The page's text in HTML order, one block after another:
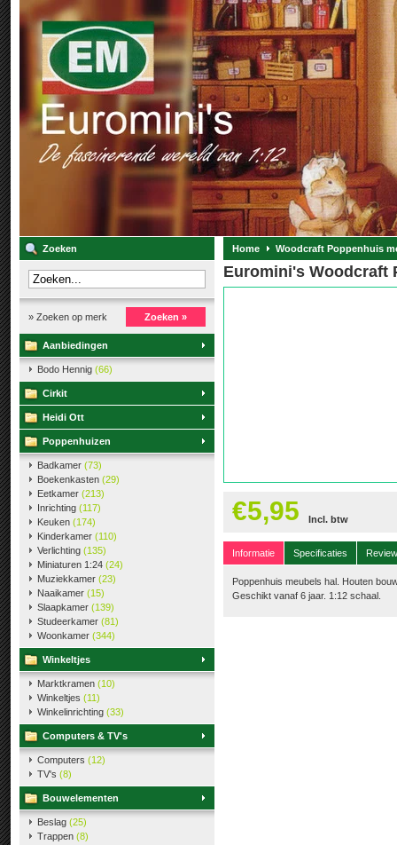
Zoeken
» Zoeken op merk Zoeken »
Aanbiedingen
Bodo Hennig (66)
Cirkit
Heidi Ott
Poppenhuizen
Badkamer (73)
Boekenkasten (29)
Eetkamer (213)
Inrichting (117)
Keuken (174)
Kinderkamer (110)
Verlichting (135)
Miniaturen 1:24 (24)
Muziekkamer (23)
Naaikamer (15)
Slaapkamer (139)
Studeerkamer (81)
Woonkamer (344)
Winkeltjes
Marktkramen (10)
Winkeltjes (11)
Winkelinrichting (33)
Computers & TV's
Computers (12)
TV's (8)
Bouwelementen
Beslag (25)
Trappen (8)
Home Woodcraft Poppenhuis
Euromini's Woodcraft
€5,95 Incl. btw
Informatie Specificaties
Poppenhuis meubels hal. Houten
Geschikt vanaf 6 jaar. 1:12 schaal.